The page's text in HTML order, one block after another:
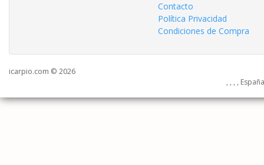
Contacto
Política Privacidad
Condiciones de Compra
icarpio.com © 2026
, , , ,